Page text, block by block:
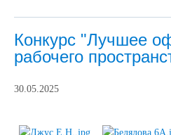
Конкурс "Лучшее
рабочего
30.05.2025